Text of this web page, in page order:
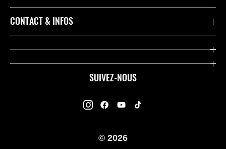
SUIVEZ-NOUS
Accessoires & Pièces
Concessionnaires
CONTACT & INFOS
Contact
© 2026